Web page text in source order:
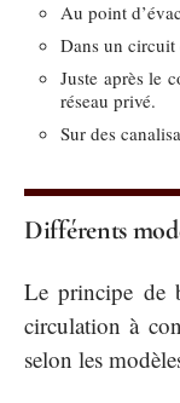
Au point
Dans un circuit
Juste après le
réseau privé.
Sur des
Différents
Le principe de
circulation à
selon les